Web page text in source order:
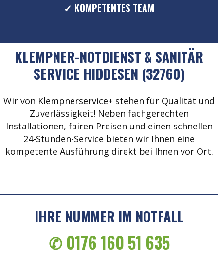
✓ KOMPETENTES TEAM
KLEMPNER-NOTDIENST & SANITÄR
SERVICE HIDDESEN (32760)
Wir von Klempnerservice+ stehen für Qualität und
Zuverlässigkeit! Neben fachgerechten
Installationen, fairen Preisen und einen schnellen
24-Stunden-Service bieten wir Ihnen eine
kompetente Ausführung direkt bei Ihnen vor Ort.
IHRE NUMMER IM NOTFALL
✆ 0176 160 51 635